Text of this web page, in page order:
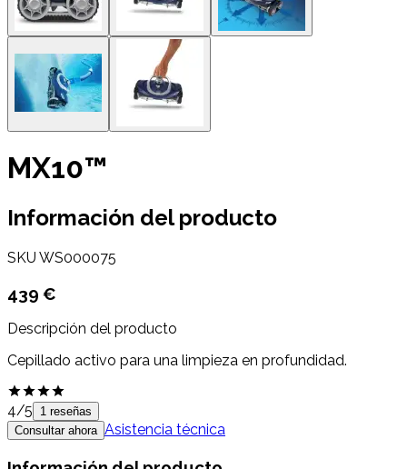
MX10™
Información del producto
SKU WS000075
439 €
Descripción del producto
Cepillado activo para una limpieza en profundidad.
4/5
1 reseñas
Consultar ahora Asistencia técnica